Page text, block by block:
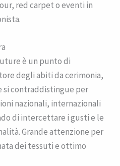
red carpet o eventi in
è un punto di
degli abiti da cerimonia,
si contraddistingue per
nazionali, internazionali
di intercettare i gusti e le
Grande attenzione per
dei tessuti e ottimo